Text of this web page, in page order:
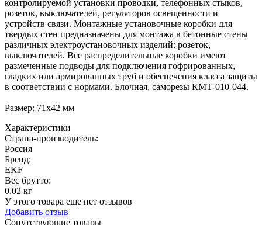
контролируемой установки проводки, телефонных стыков,
розеток, выключателей, регуляторов освещенности и
устройств связи. Монтажные установочные коробки для
твердых стен предназначены для монтажа в бетонные стены
различных электроустановочных изделий: розеток,
выключателей. Все распределительные коробки имеют
размеченные подводы для подключения гофрированных,
гладких или армированных труб и обеспечения класса защиты
в соответствии с нормами. Блочная, саморезы КМТ-010-044.
Размер: 71х42 мм
Характеристики
Страна-производитель:
Россия
Бренд:
EKF
Вес брутто:
0.02 кг
У этого товара еще нет отзывов
Добавить отзыв
Сопутствующие товары